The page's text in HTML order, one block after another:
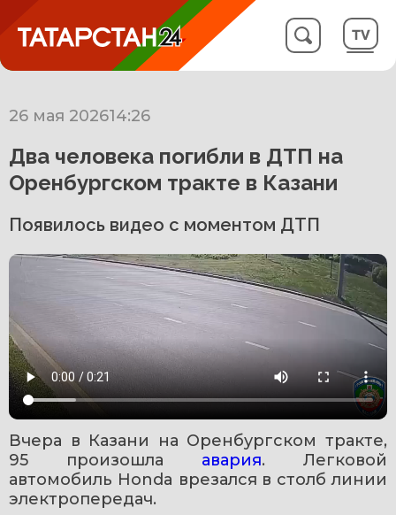
26 мая 202614:26
Два человека погибли в ДТП на
Оренбургском тракте в Казани
Появилось видео с моментом ДТП
Вчера в Казани на Оренбургском тракте,
95 произошла авария. Легковой
автомобиль Honda врезался в столб линии
электропередач.